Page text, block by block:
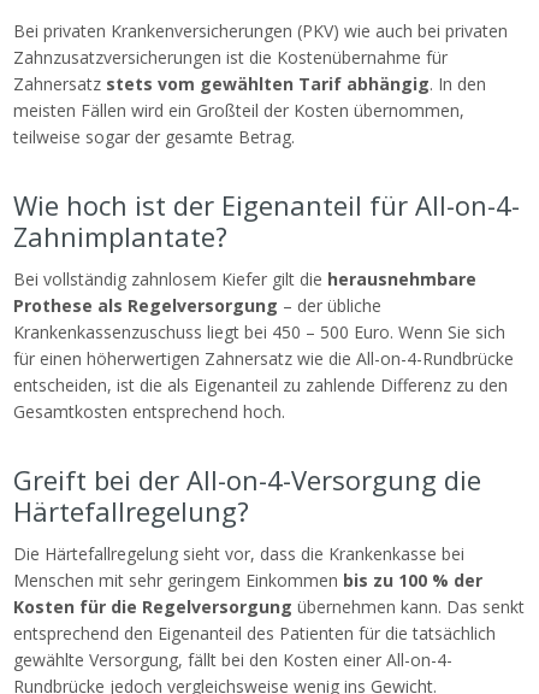
Bei privaten Krankenversicherungen (PKV) wie auch bei privaten
Zahnzusatzversicherungen ist die Kostenübernahme für
Zahnersatz stets vom gewählten Tarif abhängig. In den
meisten Fällen wird ein Großteil der Kosten übernommen,
teilweise sogar der gesamte Betrag.
Wie hoch ist der Eigenanteil für All-on-4-
Zahnimplantate?
Bei vollständig zahnlosem Kiefer gilt die herausnehmbare
Prothese als Regelversorgung – der übliche
Krankenkassenzuschuss liegt bei 450 – 500 Euro. Wenn Sie sich
für einen höherwertigen Zahnersatz wie die All-on-4-Rundbrücke
entscheiden, ist die als Eigenanteil zu zahlende Differenz zu den
Gesamtkosten entsprechend hoch.
Greift bei der All-on-4-Versorgung die
Härtefallregelung?
Die Härtefallregelung sieht vor, dass die Krankenkasse bei
Menschen mit sehr geringem Einkommen bis zu 100 % der
Kosten für die Regelversorgung übernehmen kann. Das senkt
entsprechend den Eigenanteil des Patienten für die tatsächlich
gewählte Versorgung, fällt bei den Kosten einer All-on-4-
Rundbrücke jedoch vergleichsweise wenig ins Gewicht.